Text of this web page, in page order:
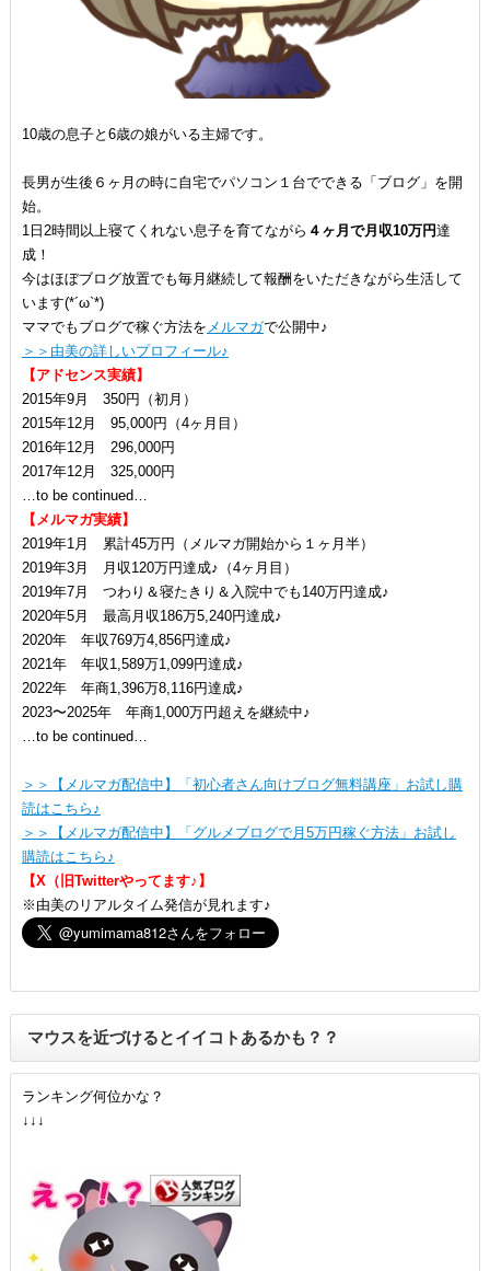
10歳の息子と6歳の娘がいる主婦です。
長男が生後６ヶ月の時に自宅でパソコン１台でできる「ブログ」を開
始。
1日2時間以上寝てくれない息子を育てながら ４ヶ月で月収10万円達
成！
今はほぼブログ放置でも毎月継続して報酬をいただきながら生活して
います(*´ω`*)
ママでもブログで稼ぐ方法を メルマガで公開中♪
＞＞由美の詳しいプロフィール♪
【アドセンス実績】
2015年9月 350円（初月）
2015年12月 95,000円（4ヶ月目）
2016年12月 296,000円
2017年12月 325,000円
…to be continued…
【メルマガ実績】
2019年1月 累計45万円（メルマガ開始から１ヶ月半）
2019年3月 月収120万円達成♪（4ヶ月目）
2019年7月 つわり＆寝たきり＆入院中でも140万円達成♪
2020年5月 最高月収186万5,240円達成♪
2020年 年収769万4,856円達成♪
2021年 年収1,589万1,099円達成♪
2022年 年商1,396万8,116円達成♪
2023〜2025年 年商1,000万円超えを継続中♪
…to be continued…
＞＞【メルマガ配信中】「初心者さん向けブログ無料講座」お試し購
読はこちら♪
＞＞【メルマガ配信中】「グルメブログで月5万円稼ぐ方法」お試し
購読はこちら♪
【X（旧Twitterやってます♪】
※由美のリアルタイム発信が見れます♪
マウスを近づけるとイイコトあるかも？？
ランキング何位かな？
↓↓↓